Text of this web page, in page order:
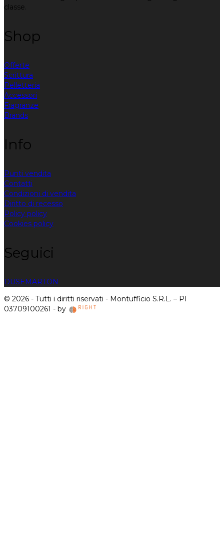
classe.
Shop
Offerte
Scrittura
Pelletteria
Accessori
Fragranze
Brands
Info
Punti vendita
Contatti
Condizioni di vendita
Diritto di recesso
Policy policy
Cookies policy
Seguici
DUSEMARTON
© 2026 - Tutti i diritti riservati - Montufficio S.R.L. – PI
03709100261 - by